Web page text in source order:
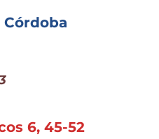
Córdoba
6, 45-52